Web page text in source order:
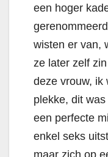
een hoger
wisten er van,
ze later zelf
deze vrouw, ik
plekke, dit
een perfecte
enkel seks